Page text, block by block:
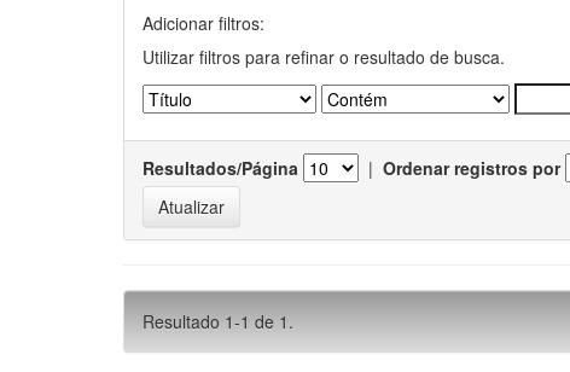
Adicionar filtros:
Utilizar filtros para refinar o resultado de busca.
Resultados/Página | Ordenar registros por
Resultado 1-1 de 1.